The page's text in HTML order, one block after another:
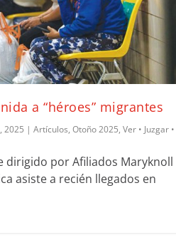
a “héroes” migrantes
2025 |Artículos,Otoño 2025,Ver • Juzgar •
dirigido por Afiliados Maryknoll
asiste a recién llegados en